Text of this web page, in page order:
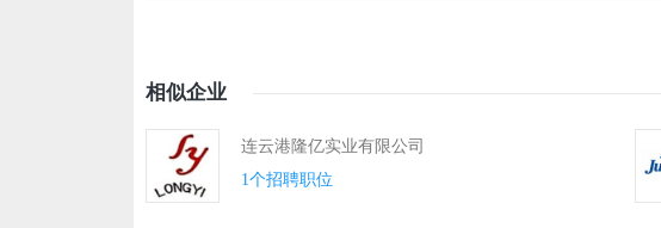
相似企业
连云港隆亿实业有限公司
1个招聘职位